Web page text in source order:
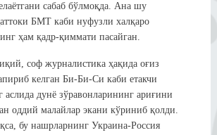
сабаб бўлмоқда. Ана шу
БМТ каби нуфузли халқаро
ҳам қадр-қиммати пасайган.
соф журналистика ҳақида оғиз
келган Би-Би-Си каби етакчи
дунё зўравонларининг ариғини
оддий малайлар экани кўриниб қолди.
бу нашрларнинг Украина-Россия